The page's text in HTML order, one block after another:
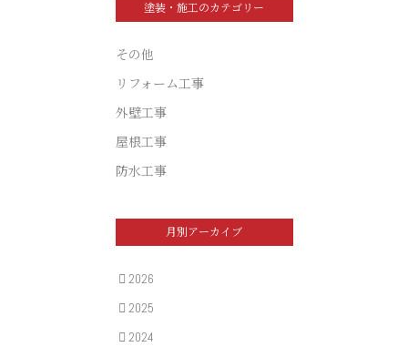
塗装・施工のカテゴリー
その他
リフォーム工事
外壁工事
屋根工事
防水工事
月別アーカイブ
2026
2025
2024